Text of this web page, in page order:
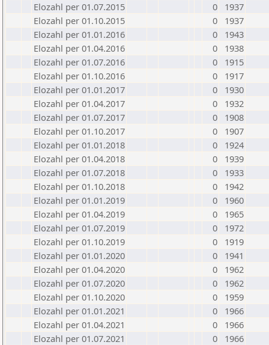
Elozahl per 01.07.2015
0
1937
Elozahl per 01.10.2015
0
1937
Elozahl per 01.01.2016
0
1943
Elozahl per 01.04.2016
0
1938
Elozahl per 01.07.2016
0
1915
Elozahl per 01.10.2016
0
1917
Elozahl per 01.01.2017
0
1930
Elozahl per 01.04.2017
0
1932
Elozahl per 01.07.2017
0
1908
Elozahl per 01.10.2017
0
1907
Elozahl per 01.01.2018
0
1924
Elozahl per 01.04.2018
0
1939
Elozahl per 01.07.2018
0
1933
Elozahl per 01.10.2018
0
1942
Elozahl per 01.01.2019
0
1960
Elozahl per 01.04.2019
0
1965
Elozahl per 01.07.2019
0
1972
Elozahl per 01.10.2019
0
1919
Elozahl per 01.01.2020
0
1941
Elozahl per 01.04.2020
0
1962
Elozahl per 01.07.2020
0
1962
Elozahl per 01.10.2020
0
1959
Elozahl per 01.01.2021
0
1966
Elozahl per 01.04.2021
0
1966
Elozahl per 01.07.2021
0
1966